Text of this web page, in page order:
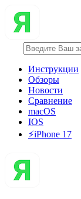
Инструкции
Обзоры
Новости
Сравнение
macOS
IOS
⚡️iPhone 17